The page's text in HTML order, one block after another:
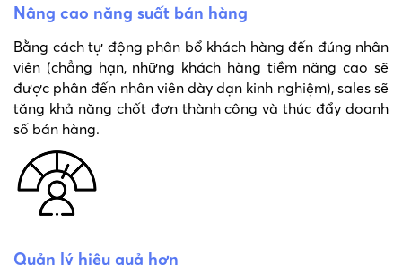
Nâng cao năng suất bán hàng
Bằng cách tự động phân bổ khách hàng đến đúng nhân
viên (chẳng hạn, những khách hàng tiềm năng cao sẽ
được phân đến nhân viên dày dạn kinh nghiệm), sales sẽ
tăng khả năng chốt đơn thành công và thúc đẩy doanh
số bán hàng.
Quản lý hiệu quả hơn